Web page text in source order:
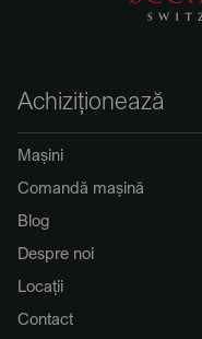
Achiziționează
Mașini
Comandă mașină
Blog
Despre noi
Locații
Contact